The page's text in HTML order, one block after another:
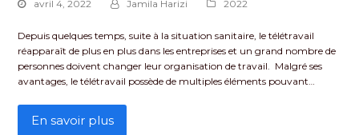
avril 4, 2022 Jamila Harizi 2022
Depuis quelques temps, suite à la situation sanitaire, le télétravail
réapparaît de plus en plus dans les entreprises et un grand nombre de
personnes doivent changer leur organisation de travail. Malgré ses
avantages, le télétravail possède de multiples éléments pouvant…
En savoir plus